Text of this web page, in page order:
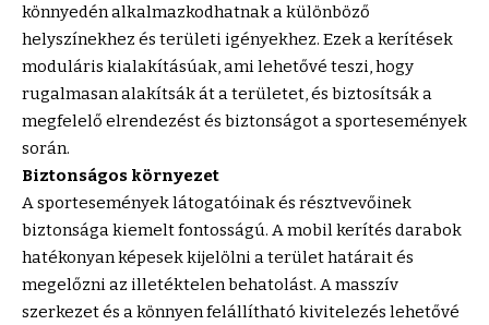
könnyedén alkalmazkodhatnak a különböző
helyszínekhez és területi igényekhez. Ezek a kerítések
moduláris kialakításúak, ami lehetővé teszi, hogy
rugalmasan alakítsák át a területet, és biztosítsák a
megfelelő elrendezést és biztonságot a sportesemények
során.
Biztonságos környezet
A sportesemények látogatóinak és résztvevőinek
biztonsága kiemelt fontosságú. A mobil kerítés darabok
hatékonyan képesek kijelölni a terület határait és
megelőzni az illetéktelen behatolást. A masszív
szerkezet és a könnyen felállítható kivitelezés lehetővé